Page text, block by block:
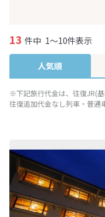
13 件中 1～10件表示
人気順
※下記旅行代金は、往復JR(基
往復追加代金なし列車・普通